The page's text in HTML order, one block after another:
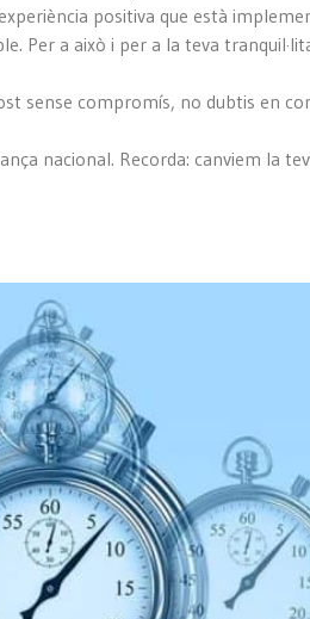
positiva que està
Per a això i per a la teva
sense compromís, no dubtis en
nacional. Recorda: canviem la